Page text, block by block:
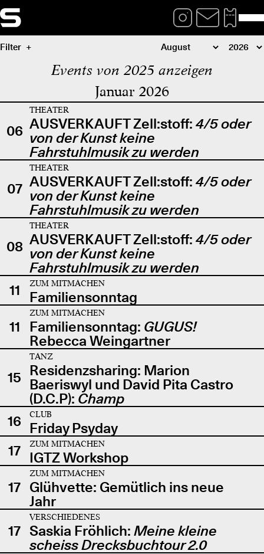
Filter
Events von 2025 anzeigen
Januar 2026
06
THEATER
AUSVERKAUFT Zell:stoff: 4/5 oder
von der Kunst keine
Fahrstuhlmusik zu werden
07
THEATER
AUSVERKAUFT Zell:stoff: 4/5 oder
von der Kunst keine
Fahrstuhlmusik zu werden
08
THEATER
AUSVERKAUFT Zell:stoff: 4/5 oder
von der Kunst keine
Fahrstuhlmusik zu werden
11
ZUM MITMACHEN
Familiensonntag
11
ZUM MITMACHEN
Familiensonntag: GUGUS!
Rebecca Weingartner
15
TANZ
Residenzsharing: Marion
Baeriswyl und David Pita Castro
(D.C.P): Champ
16
CLUB
Friday Psyday
17
ZUM MITMACHEN
IGTZ Workshop
17
ZUM MITMACHEN
Glühvette: Gemütlich ins neue
Jahr
17
VERSCHIEDENES
Saskia Fröhlich: Meine kleine
scheiss Drecksbuchtour 2.0